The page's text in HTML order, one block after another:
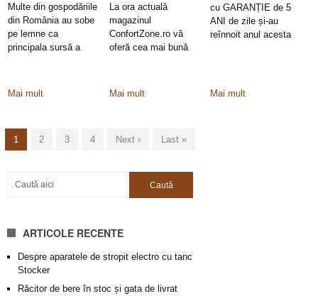
Multe din gospodăriile
din România au sobe
pe lemne ca
principala sursă a
Mai mult
La ora actuală
magazinul
ConfortZone.ro vă
oferă cea mai bună
Mai mult
cu GARANȚIE de 5
ANI de zile și-au
reînnoit anul acesta
Mai mult
1 2 3 4 Next › Last »
ARTICOLE RECENTE
Despre aparatele de stropit electro cu tanc
Stocker
Răcitor de bere în stoc și gata de livrat